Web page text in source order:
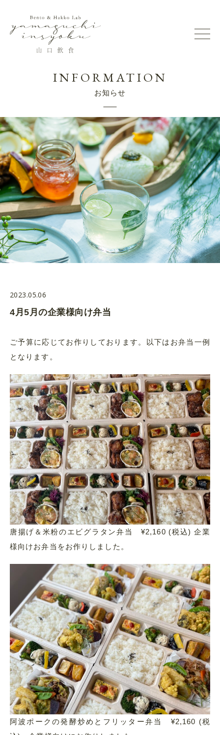
INFORMATION
お知らせ
2023.05.06
4月5月の企業様向け弁当
ご予算に応じてお作りしております。以下はお弁当一例
となります。
唐揚げ＆米粉のエビグラタン弁当 ¥2,160 (税込) 企業
様向けお弁当をお作りしました。
阿波ポークの発酵炒めとフリッター弁当 ¥2,160 (税